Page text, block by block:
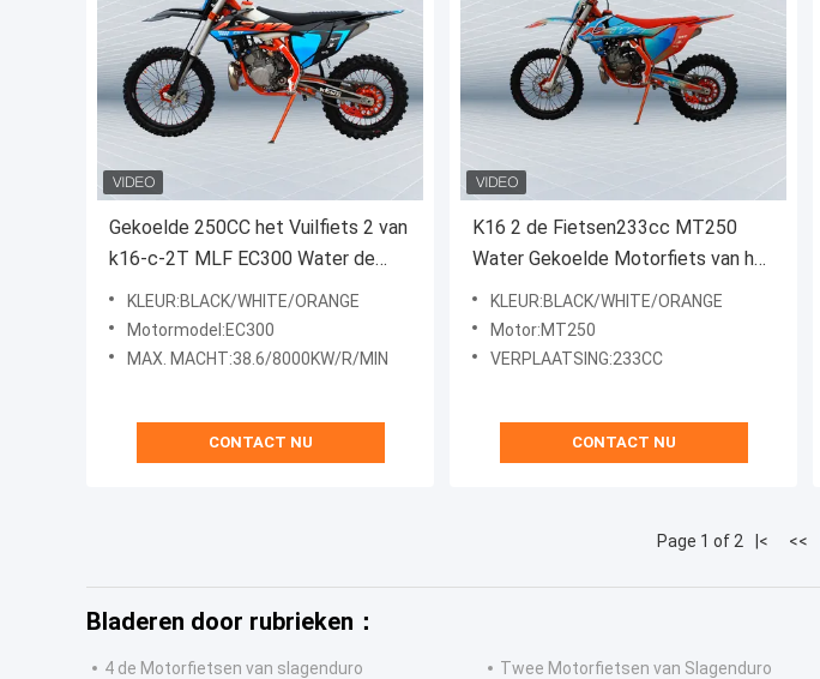
Gekoelde 250CC het Vuilfiets 2 van
k16-c-2T MLF EC300 Water de
Modellen van Slagenduro
KLEUR:BLACK/WHITE/ORANGE
Motormodel:EC300
MAX. MACHT:38.6/8000KW/R/MIN
CONTACT NU
K16 2 de Fietsen233cc MT250
Water Gekoelde Motorfiets van het
Slagvuil
KLEUR:BLACK/WHITE/ORANGE
Motor:MT250
VERPLAATSING:233CC
CONTACT NU
Page 1 of 2 |< <<
Bladeren door rubrieken：
4 de Motorfietsen van slagenduro Twee Motorfietsen van Slagenduro